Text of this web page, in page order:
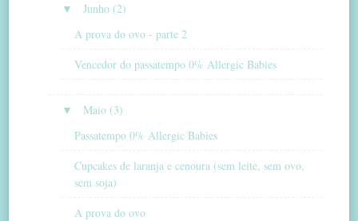
▼
Junho (2)
A prova do ovo - parte 2
Vencedor do passatempo 0% Allergic Babies
▼
Maio (3)
Passatempo 0% Allergic Babies
Cupcakes de laranja e cenoura (sem leite, sem ovo,
sem soja)
A prova do ovo